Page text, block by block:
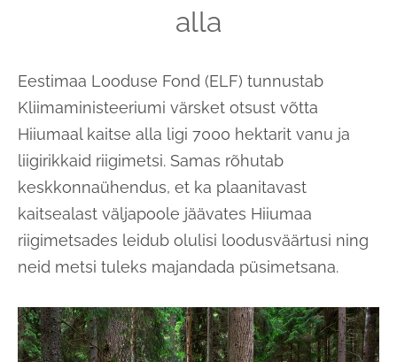
alla
Eestimaa Looduse Fond (ELF) tunnustab
Kliimaministeeriumi värsket otsust võtta
Hiiumaal kaitse alla ligi 7000 hektarit vanu ja
liigirikkaid riigimetsi. Samas rõhutab
keskkonnaühendus, et ka plaanitavast
kaitsealast väljapoole jäävates Hiiumaa
riigimetsades leidub olulisi loodusväärtusi ning
neid metsi tuleks majandada püsimetsana.